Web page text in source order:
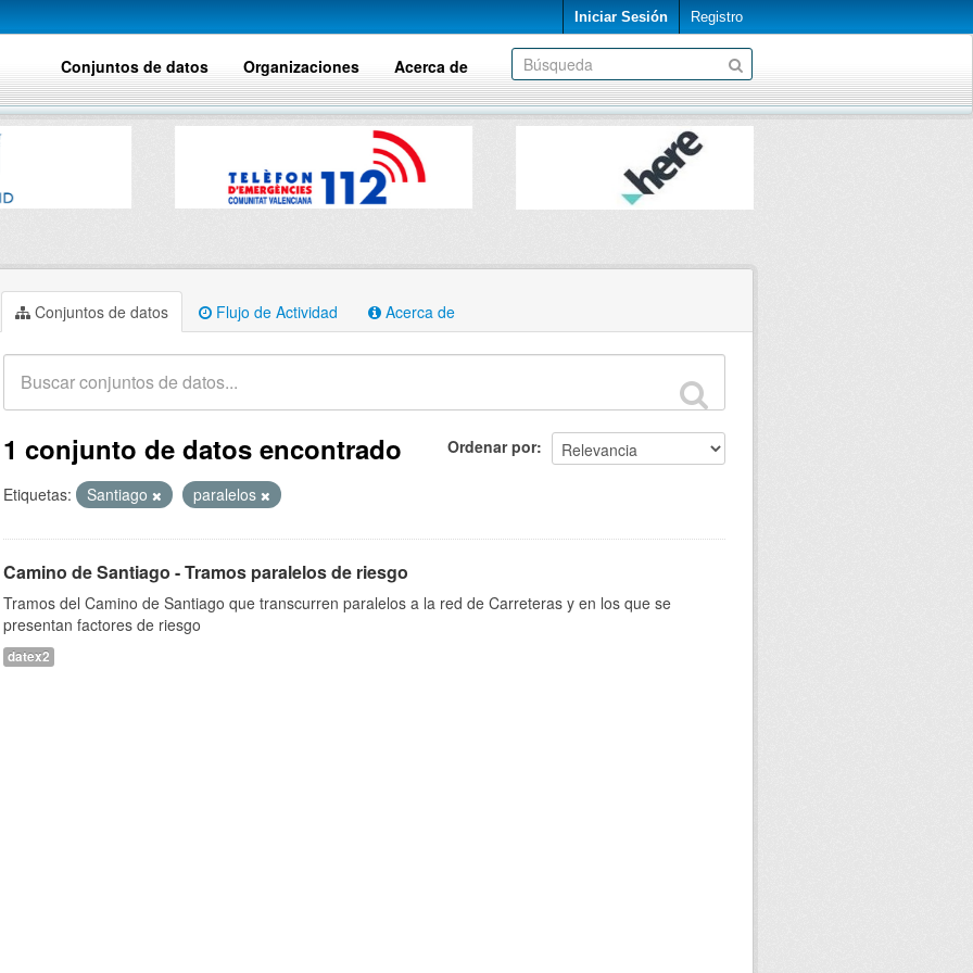
Iniciar Sesión Registro
Conjuntos de datos Organizaciones Acerca de
Conjuntos de datos Flujo de Actividad Acerca de
Ordenar por
1 conjunto de datos encontrado
Etiquetas: Santiago paralelos
Camino de Santiago - Tramos paralelos de riesgo
Tramos del Camino de Santiago que transcurren paralelos a la red de Carreteras y en los que se
presentan factores de riesgo
datex2